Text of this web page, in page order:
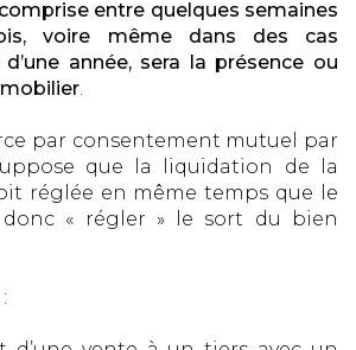
entre quelques semaines
voire même dans des cas
année, sera la présence ou
.
par consentement mutuel par
que la liquidation de la
réglée en même temps que le
« régler » le sort du bien